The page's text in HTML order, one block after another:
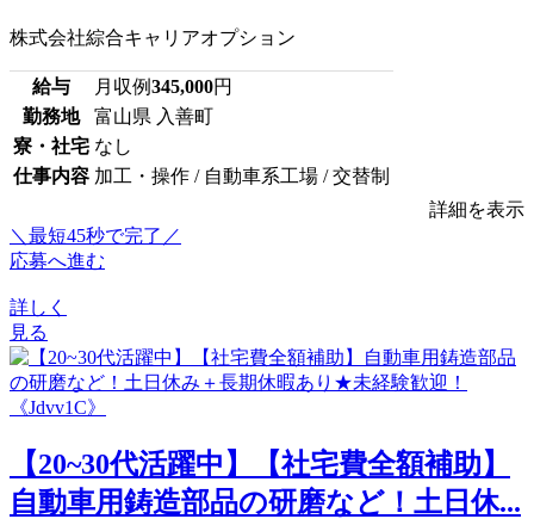
株式会社綜合キャリアオプション
給与 月収例345,000円
勤務地
富山県 入善町
寮・社宅 なし
仕事内容 加工・操作 / 自動車系工場 / 交替制
詳細を表示
＼最短45秒で完了／
応募へ進む
詳しく
見る
【20~30代活躍中】【社宅費全額補助】
自動車用鋳造部品の研磨など！土日休...